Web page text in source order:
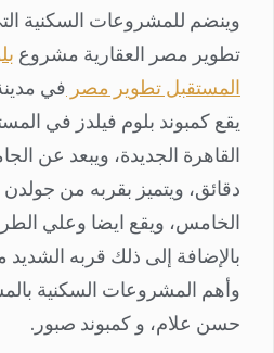
وينضم للمشروعات السكنية
تطوير مصر العقارية مشروع
المستقبل تطوير مصرفي
يقع كمبوند بلوم فيلدز في
دقائق، ويتميز بقربه من
الخامس، ويقع ايضا وعلي
بالإضافة إلى ذلك قربه
وأهم المشروعات السكنية
حسن علام، و كمبوند صبور.